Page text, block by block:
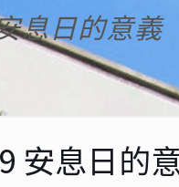
息日的意義
安息日的